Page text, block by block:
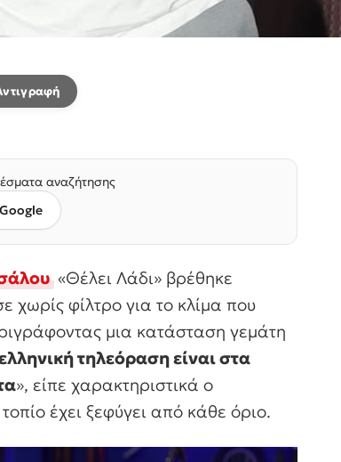
αναζήτησης
«Θέλει Λάδι» βρέθηκε
χωρίς φίλτρο για το κλίμα που
μια κατάσταση γεμάτη
τηλεόραση είναι στα
», είπε χαρακτηριστικά ο
έχει ξεφύγει από κάθε όριο.